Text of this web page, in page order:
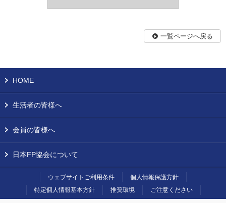
一覧ページへ戻る
HOME
生活者の皆様へ
会員の皆様へ
日本FP協会について
ウェブサイトご利用条件
個人情報保護方針
特定個人情報基本方針
推奨環境 ご注意ください